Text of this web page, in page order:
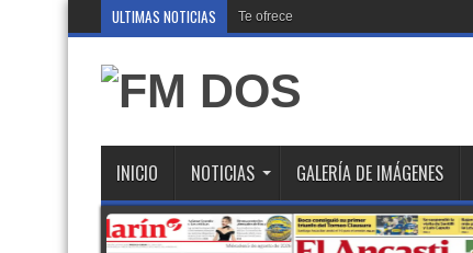
ULTIMAS NOTICIAS Te ofrecen trabajo, pero es un engaño: a
INICIO NOTICIAS GALERÍA DE IMÁGENES